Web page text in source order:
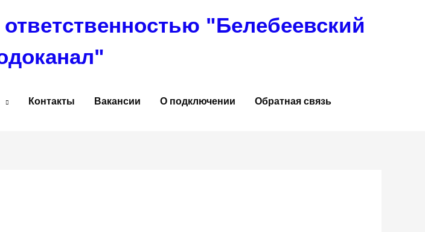
"Белебеевский
Контакты Вакансии О подключении Обратная связь